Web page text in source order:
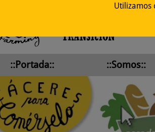
Utilizamos
::Portada:: ::Somos::